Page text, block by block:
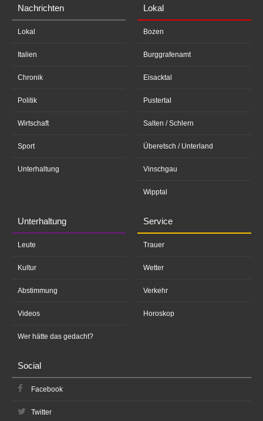
Nachrichten
Lokal
Italien
Chronik
Politik
Wirtschaft
Sport
Unterhaltung
Lokal
Bozen
Burggrafenamt
Eisacktal
Pustertal
Salten / Schlern
Überetsch / Unterland
Vinschgau
Wipptal
Unterhaltung
Leute
Kultur
Abstimmung
Videos
Wer hätte das gedacht?
Service
Trauer
Wetter
Verkehr
Horoskop
Social
Facebook
Twitter